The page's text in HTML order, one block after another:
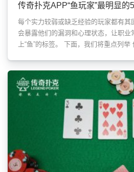
传奇扑克APP“鱼玩家”最明显的
每个实力较弱或缺乏经验的玩家都有其
会暴露他们的漏洞和心理状态，让职业
上“鱼”的标签。 下面，我们将重点列举